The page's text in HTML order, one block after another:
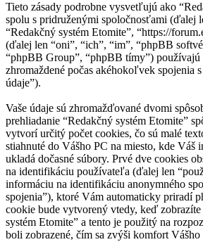
Tieto zásady podrobne vysvetľujú ako
spolu s pridruženými spoločnosťami (ďalej
“Redakčný systém Etomite”, “https://
(ďalej len “oni”, “ich”, “im”, “phpBB
“phpBB Group”, “phpBB tímy”)
zhromaždené počas akéhokoľvek spojenia
údaje”).
Vaše údaje sú zhromažďované dvomi
prehliadanie “Redakčný systém Etomite”
vytvorí určitý počet cookies, čo sú malé
stiahnuté do Vášho PC na miesto, kde Váš
ukladá dočasné súbory. Prvé dve cookies
na identifikáciu používateľa (ďalej len
informáciu na identifikáciu anonymného
spojenia”), ktoré Vám automaticky priradí
cookie bude vytvorený vtedy, keď
systém Etomite” a tento je použitý na
boli zobrazené, čím sa zvýši komfort Vášho